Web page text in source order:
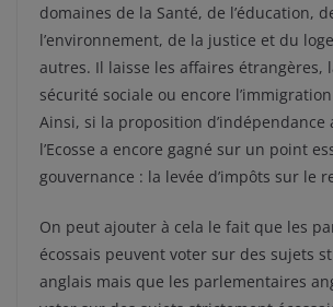
domaines de la Santé, de l’éducation,
l’environnement, de la justice et du
autres. Il laisse les affaires étrangères,
sécurité sociale ou encore
Ainsi, si la proposition d’indépendance
l’Ecosse a encore gagné sur un point
gouvernance : la levée d’impôts sur le
On peut ajouter à cela le fait que les
écossais peuvent voter sur des sujets
anglais mais que les parlementaires